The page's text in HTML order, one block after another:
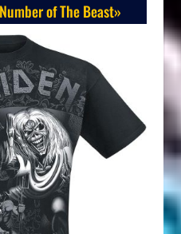
of The Beast»